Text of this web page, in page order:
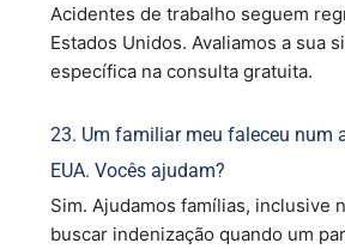
Acidentes de trabalho seguem
Estados Unidos. Avaliamos a sua
específica na consulta gratuita.
23. Um familiar meu faleceu num
EUA. Vocês ajudam?
Sim. Ajudamos famílias, inclusive
buscar indenização quando um